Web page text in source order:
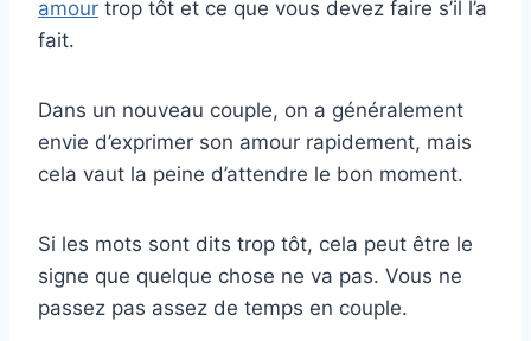
amour trop tôt et ce que vous devez faire s’il l’a
fait.
Dans un nouveau couple, on a généralement
envie d’exprimer son amour rapidement, mais
cela vaut la peine d’attendre le bon moment.
Si les mots sont dits trop tôt, cela peut être le
signe que quelque chose ne va pas. Vous ne
passez pas assez de temps en couple.